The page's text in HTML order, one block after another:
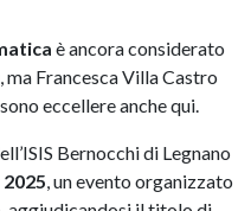
è ancora considerato
Francesca Villa Castro
eccellere anche qui.
Bernocchi di Legnano
, un evento organizzato